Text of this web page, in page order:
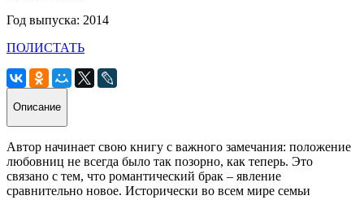
Год выпуска: 2014
ПОЛИСТАТЬ
Описание
Автор начинает свою книгу с важного замечания: положение
любовниц не всегда было так позорно, как теперь. Это
связано с тем, что романтический брак – явление
сравнительно новое. Исторически во всем мире семьи